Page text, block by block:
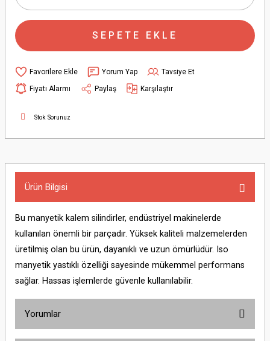
SEPETE EKLE
Yorum Yap
Tavsiye Et
Fiyatı Alarmı
Paylaş Karşılaştır
Stok Sorunuz
Ürün Bilgisi
Bu manyetik kalem silindirler, endüstriyel makinelerde
kullanılan önemli bir parçadır. Yüksek kaliteli malzemelerden
üretilmiş olan bu ürün, dayanıklı ve uzun ömürlüdür. Iso
manyetik yastıklı özelliği sayesinde mükemmel performans
sağlar. Hassas işlemlerde güvenle kullanılabilir.
Yorumlar